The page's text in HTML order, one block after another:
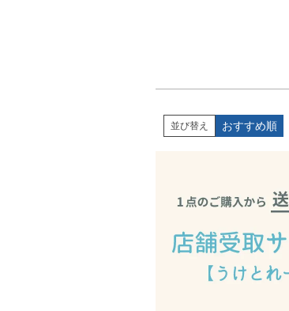
並び替え おすすめ順